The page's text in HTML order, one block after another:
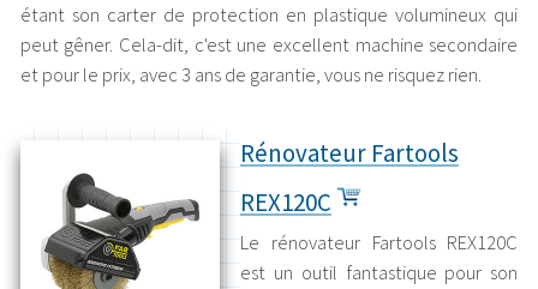
étant son carter de protection en plastique volumineux qui
peut gêner. Cela-dit, c'est une excellent machine secondaire
et pour le prix, avec 3 ans de garantie, vous ne risquez rien.
Rénovateur Fartools
REX120C
Le rénovateur Fartools REX120C
est un outil fantastique pour son